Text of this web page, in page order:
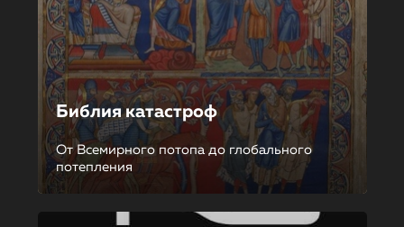
Библия катастроф
От Всемирного потопа до глобального
потепления